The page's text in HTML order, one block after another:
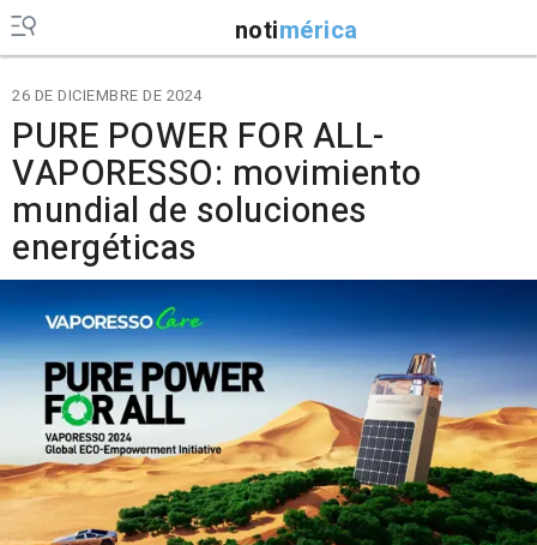
notimérica
26 DE DICIEMBRE DE 2024
PURE POWER FOR ALL-
VAPORESSO: movimiento
mundial de soluciones
energéticas